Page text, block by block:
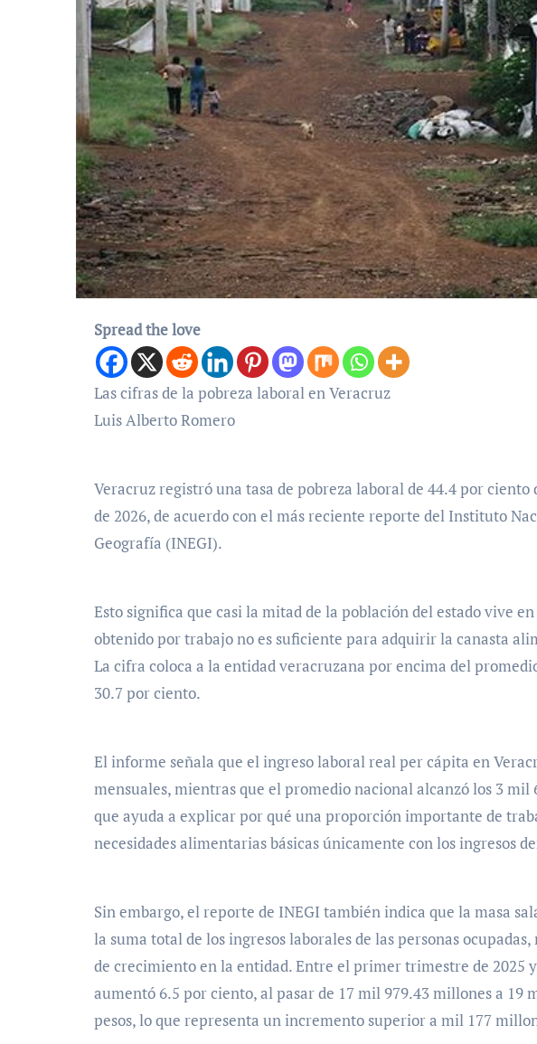
Spread the love
Las cifras de la pobreza laboral en Veracruz
Luis Alberto Romero
Veracruz registró una tasa de pobreza laboral de 44.4 por
de 2026, de acuerdo con el más reciente reporte del Instituto
Geografía (INEGI).
Esto significa que casi la mitad de la población del estado vive
obtenido por trabajo no es suficiente para adquirir la canasta
La cifra coloca a la entidad veracruzana por encima del
30.7 por ciento.
El informe señala que el ingreso laboral real per cápita en
mensuales, mientras que el promedio nacional alcanzó los 3 mil
que ayuda a explicar por qué una proporción importante de
necesidades alimentarias básicas únicamente con los ingresos
Sin embargo, el reporte de INEGI también indica que la masa
la suma total de los ingresos laborales de las personas
de crecimiento en la entidad. Entre el primer trimestre de 2025
aumentó 6.5 por ciento, al pasar de 17 mil 979.43 millones a 19
pesos, lo que representa un incremento superior a mil 177